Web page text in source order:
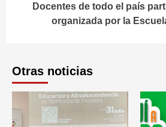
Docentes de todo el país
organizada por la
Otras noticias